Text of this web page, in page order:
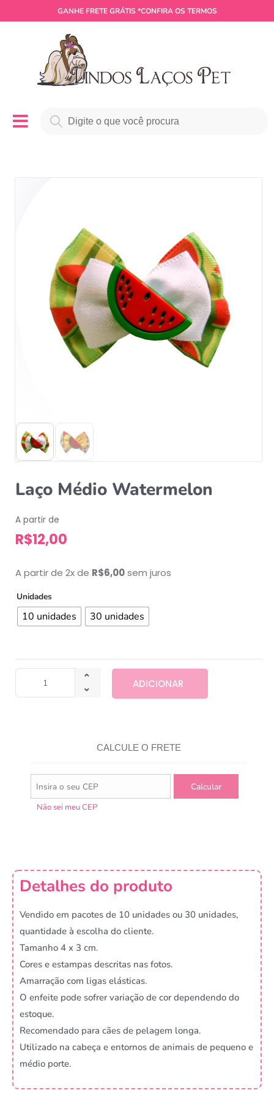
GANHE FRETE GRÁTIS *CONFIRA OS TERMOS
Laço Médio Watermelon
A partir de
R$12,00
A partir de 2x de R$6,00sem juros
Unidades
10 unidades 30 unidades
ADICIONAR
CALCULE O FRETE
Não sei meu CEP
Detalhes do produto
Vendido em pacotes de 10 unidades ou 30 unidades,
quantidade à escolha do cliente.
Tamanho 4 x 3 cm.
Cores e estampas descritas nas fotos.
Amarração com ligas elásticas.
O enfeite pode sofrer variação de cor dependendo do
estoque.
Recomendado para cães de pelagem longa.
Utilizado na cabeça e entornos de animais de pequeno e
médio porte.